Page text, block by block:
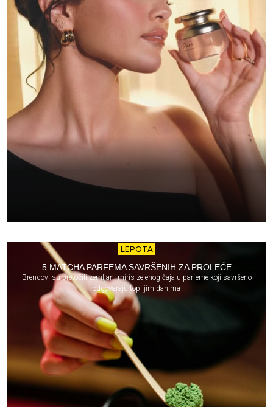
LEPOTA
5 MATCHA PARFEMA SAVRŠENIH ZA PROLEĆE
Brendovi su pretočili zemljani miris zelenog čaja u parfeme koji savršeno
odgovaraju toplijim danima